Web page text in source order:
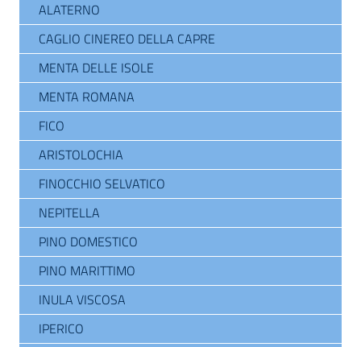
ALATERNO
CAGLIO CINEREO DELLA CAPRE
MENTA DELLE ISOLE
MENTA ROMANA
FICO
ARISTOLOCHIA
FINOCCHIO SELVATICO
NEPITELLA
PINO DOMESTICO
PINO MARITTIMO
INULA VISCOSA
IPERICO